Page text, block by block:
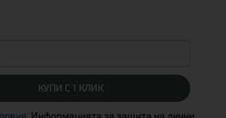
КУПИ С 1 КЛИК
, Информацията за защита на лични